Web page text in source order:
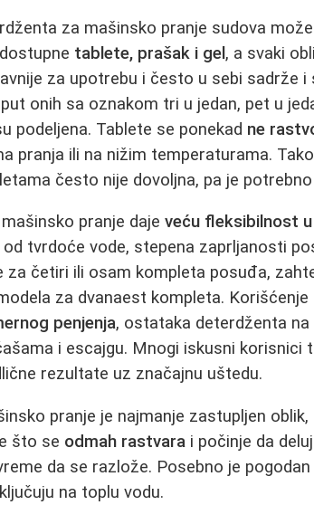
za mašinsko pranje sudova
tablete, prašak i gel, a svaki
za upotrebu i često u sebi sadrže
onih sa oznakom tri u jedan, pet u
podeljena. Tablete se ponekad ne
pranja ili na nižim temperaturama.
često nije dovoljna, pa je
pranje dajeveću fleksibilnost
tvrdoće vode, stepena zaprljanosti
za četiri ili osam kompleta posuđa,
za dvanaest kompleta.
penjenja, ostataka deterdženta
i escajgu. Mnogi iskusni korisnici
rezultate uz značajnu uštedu.
pranje je najmanje zastupljen
što se odmah rastvara i počinje da
da se razlože. Posebno je
na toplu vodu.